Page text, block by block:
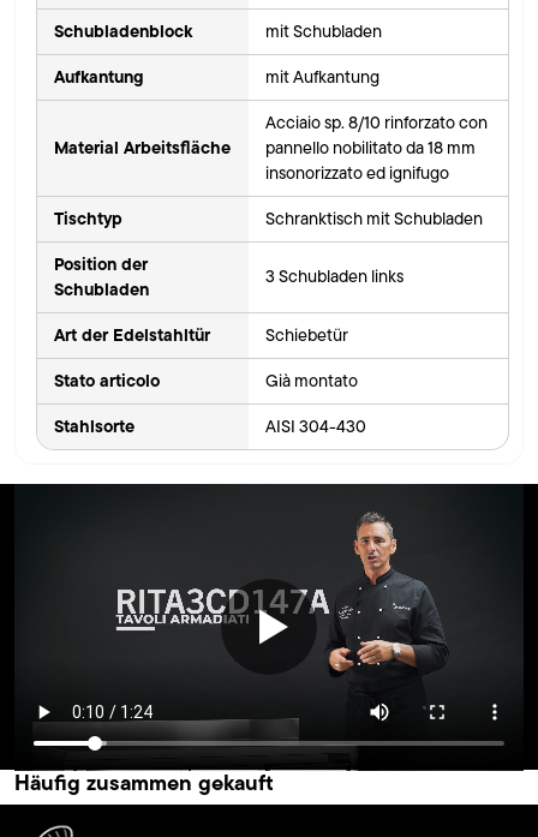
Schubladenblock mit Schubladen
Aufkantung mit Aufkantung
Material Arbeitsfläche
Acciaio sp. 8/10 rinforzato con
pannello nobilitato da 18 mm
insonorizzato ed ignifugo
Tischtyp Schranktisch mit Schubladen
Position der
Schubladen
3 Schubladen links
Art der Edelstahltür Schiebetür
Stato articolo Già montato
Stahlsorte AISI 304-430
Häufig zusammen gekauft